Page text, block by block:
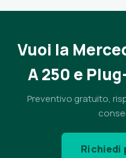
Vuoi la
A 250 e
Preventivo gratuito,
Richiedi